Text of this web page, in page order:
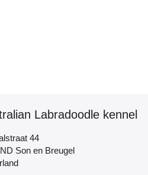
Labradoodle kennel
44
Son en Breugel